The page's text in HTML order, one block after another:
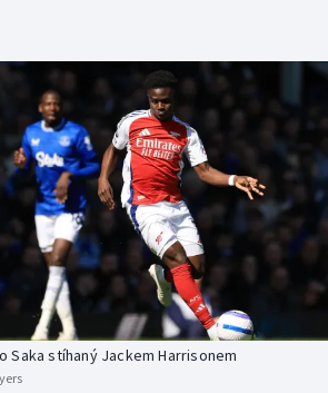
Saka stíhaný Jackem Harrisonem